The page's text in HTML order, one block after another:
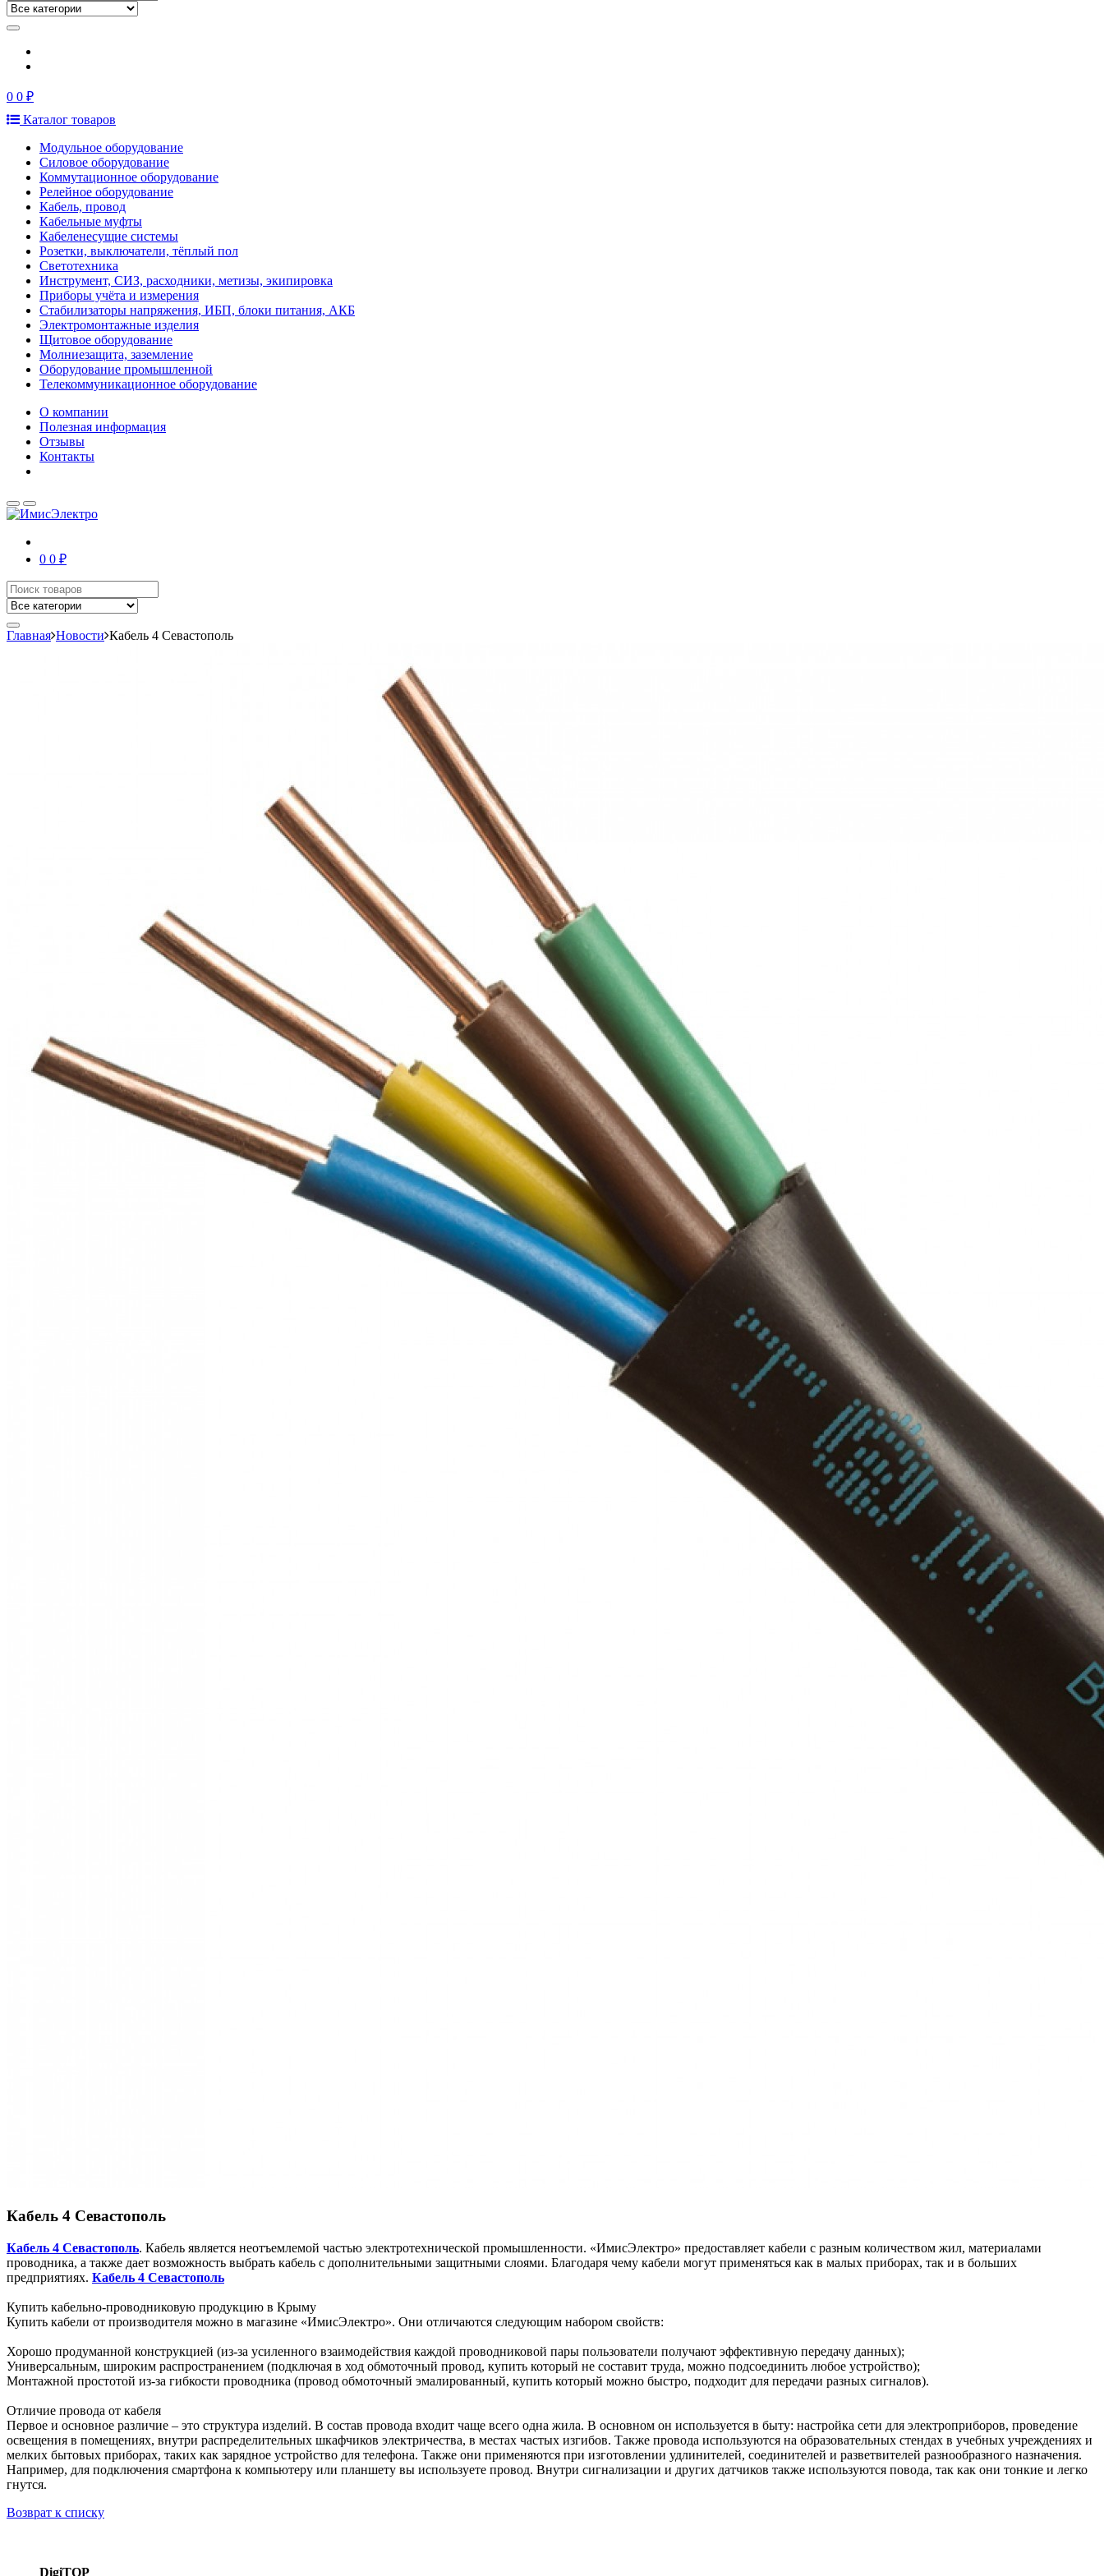
0 0 ₽
Каталог товаров
Модульное оборудование
Силовое оборудование
Коммутационное оборудование
Релейное оборудование
Кабель, провод
Кабельные муфты
Кабеленесущие системы
Розетки, выключатели, тёплый пол
Светотехника
Инструмент, СИЗ, расходники, метизы, экипировка
Приборы учёта и измерения
Стабилизаторы напряжения, ИБП, блоки питания, АКБ
Электромонтажные изделия
Щитовое оборудование
Молниезащита, заземление
Оборудование промышленной
Телекоммуникационное оборудование
О компании
Полезная информация
Отзывы
Контакты
0 0 ₽
Главная Новости Кабель 4 Севастополь
Кабель 4 Севастополь
Кабель 4 Севастополь. Кабель является неотъемлемой частью электротехнической промышленности. «ИмисЭлектро» предоставляет кабели с разным количеством жил, материалами
проводника, а также дает возможность выбрать кабель с дополнительными защитными слоями. Благодаря чему кабели могут применяться как в малых приборах, так и в больших
предприятиях. Кабель 4 Севастополь
Купить кабельно-проводниковую продукцию в Крыму
Купить кабели от производителя можно в магазине «ИмисЭлектро». Они отличаются следующим набором свойств:
Хорошо продуманной конструкцией (из-за усиленного взаимодействия каждой проводниковой пары пользователи получают эффективную передачу данных);
Универсальным, широким распространением (подключая в ход обмоточный провод, купить который не составит труда, можно подсоединить любое устройство);
Монтажной простотой из-за гибкости проводника (провод обмоточный эмалированный, купить который можно быстро, подходит для передачи разных сигналов).
Отличие провода от кабеля
Первое и основное различие – это структура изделий. В состав провода входит чаще всего одна жила. В основном он используется в быту: настройка сети для электроприборов, проведение
освещения в помещениях, внутри распределительных шкафчиков электричества, в местах частых изгибов. Также провода используются на образовательных стендах в учебных учреждениях и
мелких бытовых приборах, таких как зарядное устройство для телефона. Также они применяются при изготовлении удлинителей, соединителей и разветвителей разнообразного назначения.
Например, для подключения смартфона к компьютеру или планшету вы используете провод. Внутри сигнализации и других датчиков также используются повода, так как они тонкие и легко
гнутся.
Возврат к списку
DigiTOP